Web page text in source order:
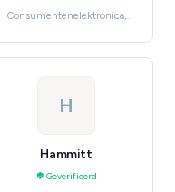
Consumentenelektronica,
H
Hammitt
Geverifieerd